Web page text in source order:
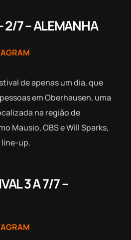
2/7 – ALEMANHA
de apenas um dia, que
em Oberhausen, uma
na região de
Mausio, OBS e Will Sparks,
up.
3 A 7/7 –